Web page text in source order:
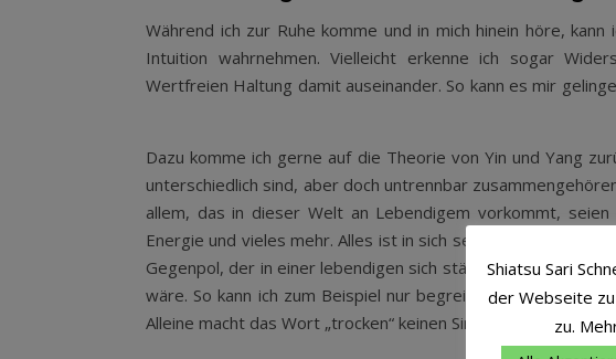
Während ich zur Ruhe komme und in mich hinein höre,
Intuition wahrnehmen. Vielleicht erkenne ich sogar
Wertfreien Haltung damit auseinander. So kann es mir
Dazu komme ich gerne auf die Theorie von Yin und Yang
unterschiedlich sind, aber doch untrennbar
allem, das in dieser Welt an Lebendigem vorkommt,
Energie und vieles mehr. Alles ist in sich selbst eine
Gegenpol, der in einer lebendigen sich ständig bewegenden
wäre. So kann ich zum Beispiel nur begreifen, was mit
Alleine macht das Wort „trocken“ keinen Sinn.
Shiatsu Sari
der Webseite
zu.